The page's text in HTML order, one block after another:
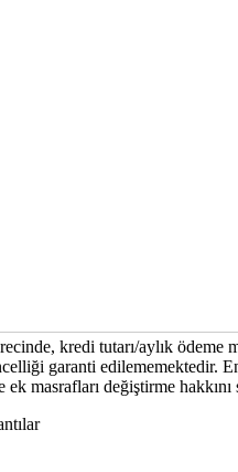
kredi tutarı/aylık
garanti edilememektedir.
ek masrafları değiştirme